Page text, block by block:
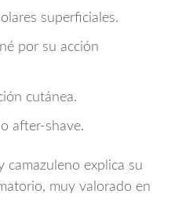
superficiales.
por su acción
cutánea.
after-shave.
camazuleno explica su
muy valorado en